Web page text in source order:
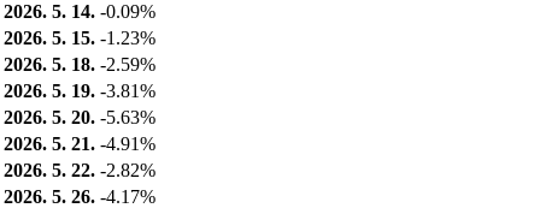
2026. 5. 14. -0.09%
2026. 5. 15. -1.23%
2026. 5. 18. -2.59%
2026. 5. 19. -3.81%
2026. 5. 20. -5.63%
2026. 5. 21. -4.91%
2026. 5. 22. -2.82%
2026. 5. 26. -4.17%